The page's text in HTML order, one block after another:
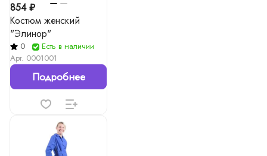
854 ₽
Костюм женский
"Элинор"
0
Есть в наличии
Арт. 0001001
Подробнее